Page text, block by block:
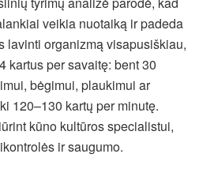
veikia nuotaiką ir padeda
lavinti organizmą visapusiškiau,
kartus per savaitę: bent 30
bėgimui, plaukimui ar
120–130 kartų per minutę.
kūno kultūros specialistui,
ir saugumo.